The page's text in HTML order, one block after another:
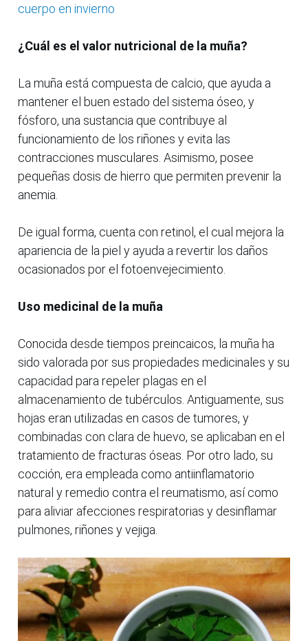
cuerpo en invierno
¿Cuál es el valor nutricional de la muña?
La muña está compuesta de calcio, que ayuda a
mantener el buen estado del sistema óseo, y
fósforo, una sustancia que contribuye al
funcionamiento de los riñones y evita las
contracciones musculares. Asimismo, posee
pequeñas dosis de hierro que permiten prevenir la
anemia.
De igual forma, cuenta con retinol, el cual mejora la
apariencia de la piel y ayuda a revertir los daños
ocasionados por el fotoenvejecimiento.
Uso medicinal de la muña
Conocida desde tiempos preincaicos, la muña ha
sido valorada por sus propiedades medicinales y su
capacidad para repeler plagas en el
almacenamiento de tubérculos. Antiguamente, sus
hojas eran utilizadas en casos de tumores, y
combinadas con clara de huevo, se aplicaban en el
tratamiento de fracturas óseas. Por otro lado, su
cocción, era empleada como antiinflamatorio
natural y remedio contra el reumatismo, así como
para aliviar afecciones respiratorias y desinflamar
pulmones, riñones y vejiga.